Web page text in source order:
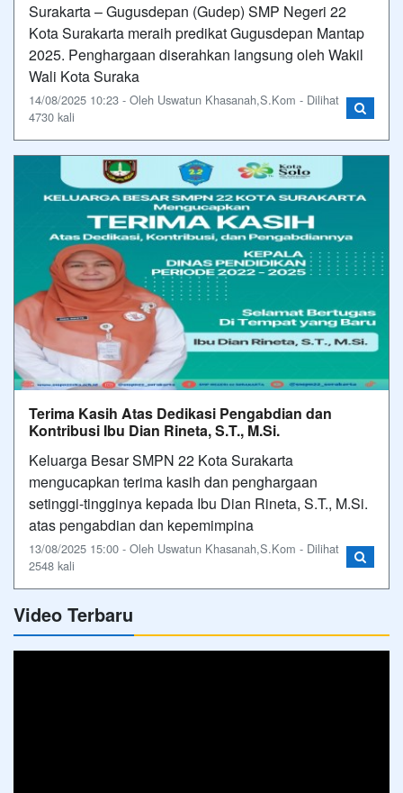
Surakarta – Gugusdepan (Gudep) SMP Negeri 22
Kota Surakarta meraih predikat Gugusdepan Mantap
2025. Penghargaan diserahkan langsung oleh Wakil
Wali Kota Suraka
14/08/2025 10:23 - Oleh Uswatun Khasanah,S.Kom - Dilihat
4730 kali
Terima Kasih Atas Dedikasi Pengabdian dan
Kontribusi Ibu Dian Rineta, S.T., M.Si.
Keluarga Besar SMPN 22 Kota Surakarta
mengucapkan terima kasih dan penghargaan
setinggi-tingginya kepada Ibu Dian Rineta, S.T., M.Si.
atas pengabdian dan kepemimpina
13/08/2025 15:00 - Oleh Uswatun Khasanah,S.Kom - Dilihat
2548 kali
Video Terbaru